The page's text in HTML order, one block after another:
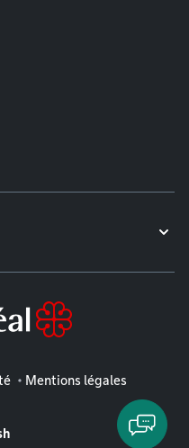
Mentions légales